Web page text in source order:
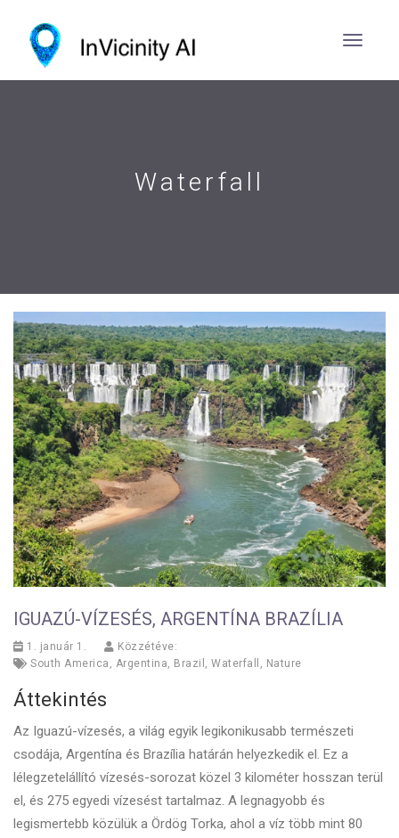
Waterfall
IGUAZÚ-VÍZESÉS, ARGENTÍNA BRAZÍLIA
1. január 1.
Közzétéve:
South America , Argentina, Brazil , Waterfall , Nature
Áttekintés
Az Iguazú-vízesés, a világ egyik legikonikusabb természeti
csodája, Argentína és Brazília határán helyezkedik el. Ez a
lélegzetelállító vízesés-sorozat közel 3 kilométer hosszan terül
el, és 275 egyedi vízesést tartalmaz. A legnagyobb és
legismertebb közülük a Ördög Torka, ahol a víz több mint 80